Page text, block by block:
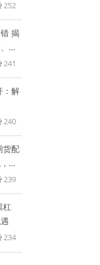
252
揭
高
241
：解
240
货配
实
239
杠
234